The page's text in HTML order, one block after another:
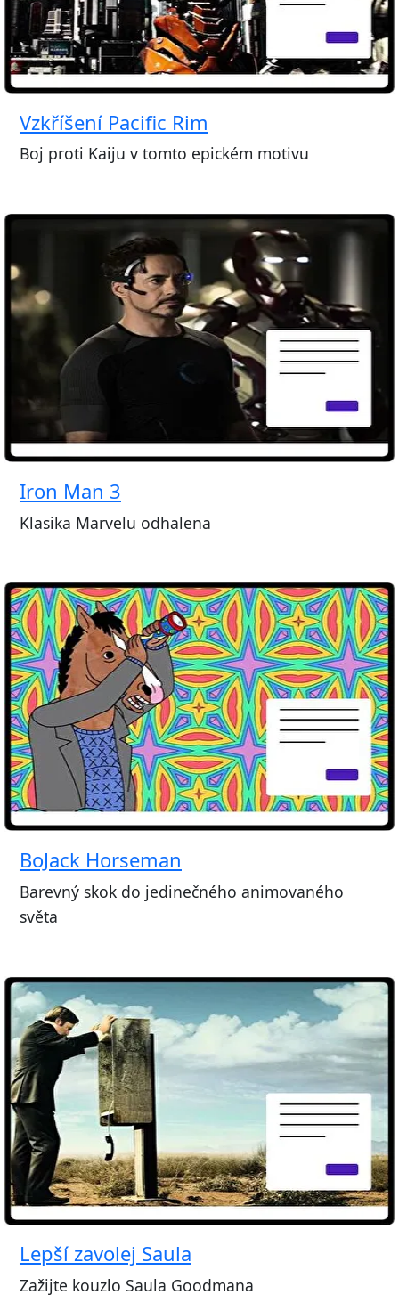
Vzkříšení Pacific Rim
Boj proti Kaiju v tomto epickém motivu
Iron Man 3
Klasika Marvelu odhalena
BoJack Horseman
Barevný skok do jedinečného animovaného
světa
Lepší zavolej Saula
Zažijte kouzlo Saula Goodmana